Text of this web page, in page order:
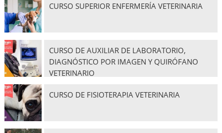
CURSO SUPERIOR ENFERMERÍA VETERINARIA
CURSO DE AUXILIAR DE LABORATORIO,
DIAGNÓSTICO POR IMAGEN Y QUIRÓFANO
VETERINARIO
CURSO DE FISIOTERAPIA VETERINARIA